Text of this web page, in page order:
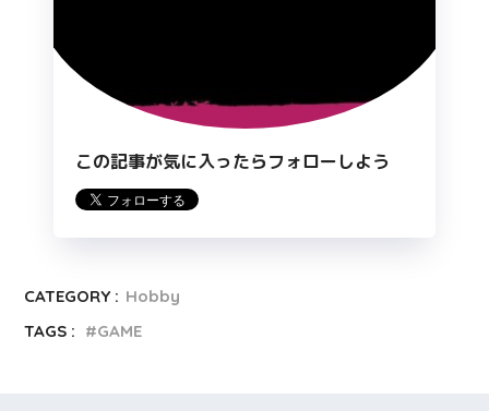
この記事が気に入ったらフォローしよう
CATEGORY : Hobby
TAGS :
GAME